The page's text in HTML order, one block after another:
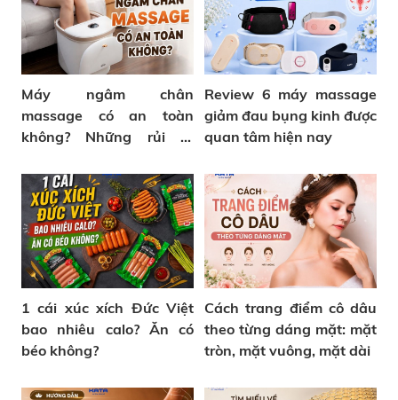
Máy ngâm chân
massage có an toàn
không? Những rủi ro
Review 6 máy massage
giảm đau bụng kinh được
quan tâm hiện nay
1 cái xúc xích Đức Việt
bao nhiêu calo? Ăn có
béo không?
Cách trang điểm cô dâu
theo từng dáng mặt: mặt
tròn, mặt vuông, mặt dài